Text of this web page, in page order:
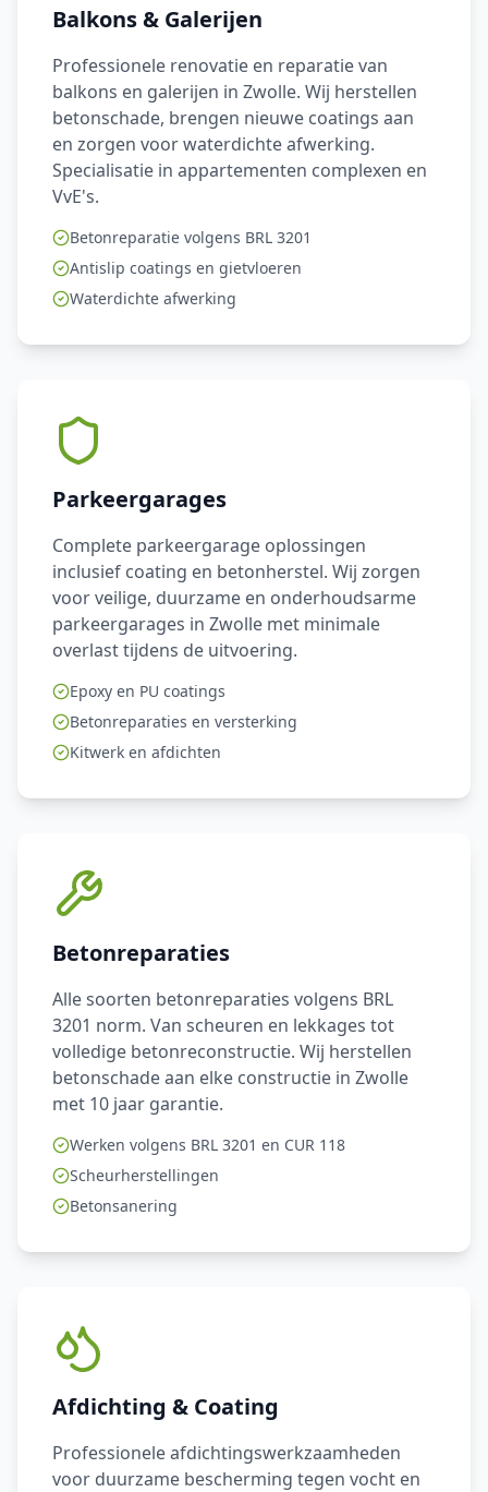
Balkons & Galerijen
Professionele renovatie en reparatie van
balkons en galerijen in Zwolle. Wij herstellen
betonschade, brengen nieuwe coatings aan
en zorgen voor waterdichte afwerking.
Specialisatie in appartementen complexen en
VvE's.
Betonreparatie volgens BRL 3201
Antislip coatings en gietvloeren
Waterdichte afwerking
Parkeergarages
Complete parkeergarage oplossingen
inclusief coating en betonherstel. Wij zorgen
voor veilige, duurzame en onderhoudsarme
parkeergarages in Zwolle met minimale
overlast tijdens de uitvoering.
Epoxy en PU coatings
Betonreparaties en versterking
Kitwerk en afdichten
Betonreparaties
Alle soorten betonreparaties volgens BRL
3201 norm. Van scheuren en lekkages tot
volledige betonreconstructie. Wij herstellen
betonschade aan elke constructie in Zwolle
met 10 jaar garantie.
Werken volgens BRL 3201 en CUR 118
Scheurherstellingen
Betonsanering
Afdichting & Coating
Professionele afdichtingswerkzaamheden
voor duurzame bescherming tegen vocht en